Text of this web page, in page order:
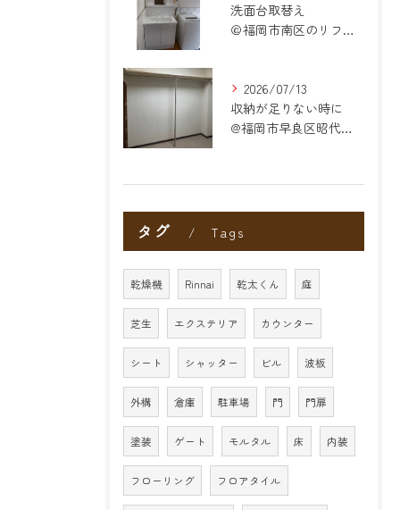
洗面台取替え
＠福岡市南区のリフォーム
2026/07/13
収納が足りない時に
@福岡市早良区昭代のリフォーム
タグ Tags
乾燥機 Rinnai 乾太くん 庭
芝生 エクステリア カウンター
シート シャッター ビル 波板
外構 倉庫 駐車場 門 門扉
塗装 ゲート モルタル 床 内装
フローリング フロアタイル